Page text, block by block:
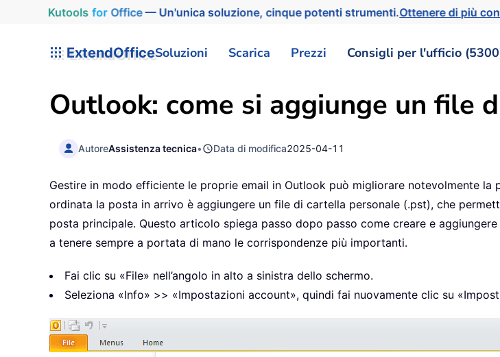
Kutools for Office— Un'unica soluzione, cinque potenti strumenti.Ottenere di più
ExtendOfficeSoluzioni Scarica Prezzi Consigli per l'ufficio
Outlook: come si aggiunge un file
AutoreAssistenza tecnica• Data di modifica2025-04-11
Gestire in modo efficiente le proprie email in Outlook può migliorare notevolmente
ordinata la posta in arrivo è aggiungere un file di cartella personale (.pst), che
posta principale. Questo articolo spiega passo dopo passo come creare e
a tenere sempre a portata di mano le corrispondenze più importanti.
Fai clic su «File» nell’angolo in alto a sinistra dello schermo.
Seleziona «Info» >> «Impostazioni account», quindi fai nuovamente clic su